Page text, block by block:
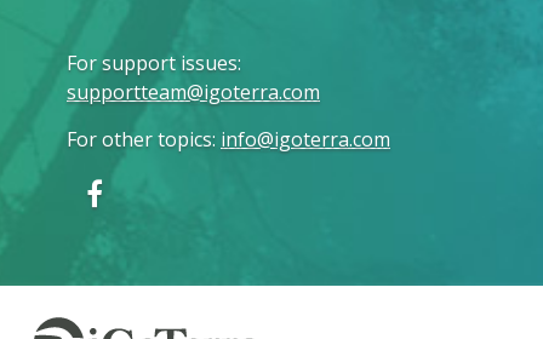
For support issues:
supportteam@igoterra.com
For other topics: info@igoterra.com